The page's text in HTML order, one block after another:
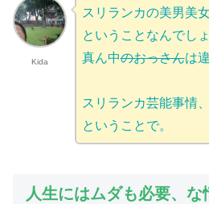
Kida
スリランカの美男美女
ということなんでしょ
真ん中のおっさんは
スリランカ芸能事情、
ということで。
人生にはムダも必要、な